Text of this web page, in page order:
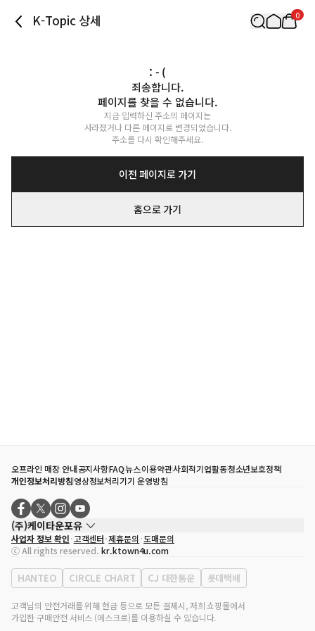
K-Topic 상세 0
: - (
죄송합니다.
페이지를 찾을 수 없습니다.
지금 입력하신 주소의 페이지는
사라졌거나 다른 페이지로 변경되었습니다.
주소를 다시 확인해주세요.
이전 페이지로 가기
홈으로 가기
오프라인 매장 안내공지사항FAQ뉴스이용약관사회적기업활동청소년보호정책
개인정보처리방침영상정보처리기기 운영방침
(주)케이타운포유
대표자
송효민
사업자등록번호
120-87-71116
통신판매업 신고번호 제2011-서울강남-02223
대표전화
02-552-9855
사업자 정보 확인 고객센터 제휴문의 도매문의
ⓒ All rights reserved. kr.ktown4u.com
HANTEO CIRCLE CHART CJ 대한통운 롯데택배
고객님의 안전거래를 위해 현금 등으로 모든 결제시, 저희 쇼핑몰에서
가입한 구매안전 서비스 (에스크로)를 이용하실 수 있습니다.